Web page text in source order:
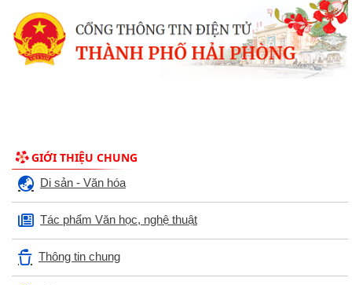
GIỚI THIỆU CHUNG
Di sản - Văn hóa
Tác phẩm Văn học, nghệ thuật
Thông tin chung